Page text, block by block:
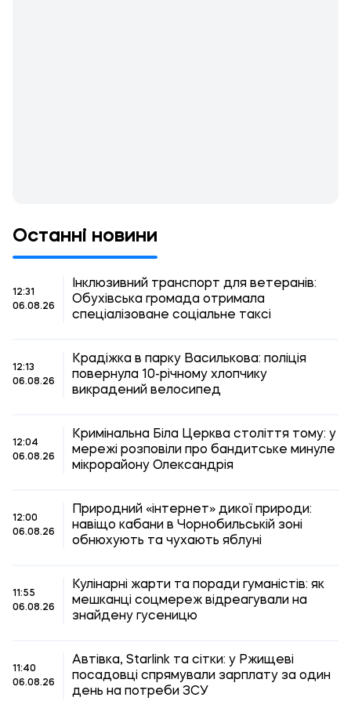
Останні новини
12:31
06.08.26
Інклюзивний транспорт для ветеранів:
Обухівська громада отримала
спеціалізоване соціальне таксі
12:13
06.08.26
Крадіжка в парку Василькова: поліція
повернула 10-річному хлопчику
викрадений велосипед
12:04
06.08.26
Кримінальна Біла Церква століття тому: у
мережі розповіли про бандитське минуле
мікрорайону Олександрія
12:00
06.08.26
Природний «інтернет» дикої природи:
навіщо кабани в Чорнобильській зоні
обнюхують та чухають яблуні
11:55
06.08.26
Кулінарні жарти та поради гуманістів: як
мешканці соцмереж відреагували на
знайдену гусеницю
11:40
06.08.26
Автівка, Starlink та сітки: у Ржищеві
посадовці спрямували зарплату за один
день на потреби ЗСУ